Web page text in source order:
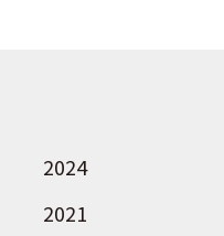
2024
2021